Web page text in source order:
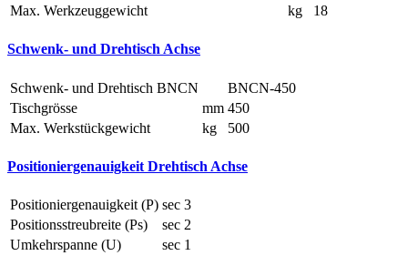
Max. Werkzeuggewicht
kg 18
Schwenk- und Drehtisch Achse
Schwenk- und Drehtisch BNCN
BNCN-450
Tischgrösse
mm 450
Max. Werkstückgewicht
kg 500
Positioniergenauigkeit Drehtisch Achse
Positioniergenauigkeit (P) sec 3
Positionsstreubreite (Ps)
sec 2
Umkehrspanne (U)
sec 1